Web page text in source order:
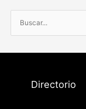
u
s
Directorio